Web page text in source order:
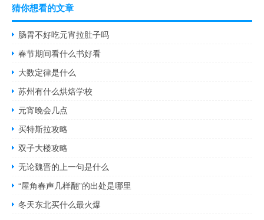
猜你想看的文章
肠胃不好吃元宵拉肚子吗
春节期间看什么书好看
大数定律是什么
苏州有什么烘焙学校
元宵晚会几点
买特斯拉攻略
双子大楼攻略
无论魏晋的上一句是什么
“屋角春声几样翻”的出处是哪里
冬天东北买什么最火爆